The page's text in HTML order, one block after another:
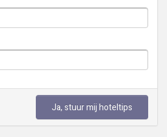
Ja, stuur mij hoteltips